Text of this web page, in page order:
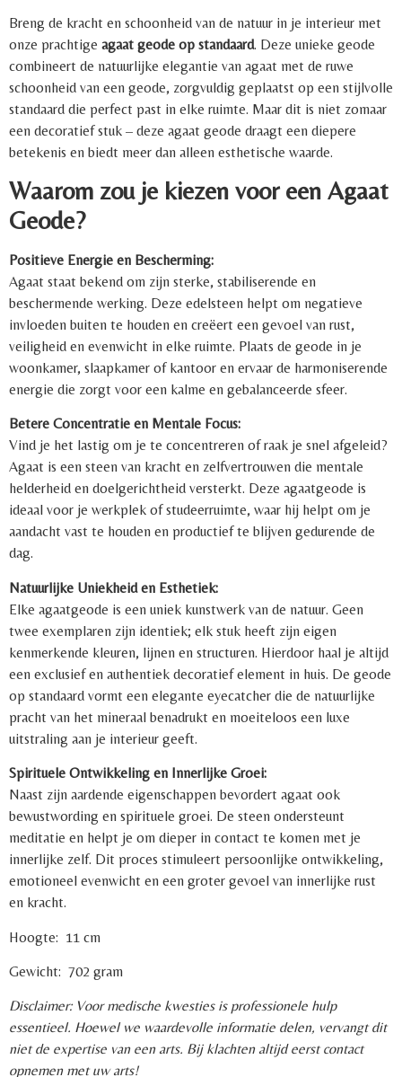
Breng de kracht en schoonheid van de natuur in je interieur met
onze prachtige agaat geode op standaard. Deze unieke geode
combineert de natuurlijke elegantie van agaat met de ruwe
schoonheid van een geode, zorgvuldig geplaatst op een stijlvolle
standaard die perfect past in elke ruimte. Maar dit is niet zomaar
een decoratief stuk – deze agaat geode draagt een diepere
betekenis en biedt meer dan alleen esthetische waarde.
Waarom zou je kiezen voor een Agaat
Geode?
Positieve Energie en Bescherming:
Agaat staat bekend om zijn sterke, stabiliserende en
beschermende werking. Deze edelsteen helpt om negatieve
invloeden buiten te houden en creëert een gevoel van rust,
veiligheid en evenwicht in elke ruimte. Plaats de geode in je
woonkamer, slaapkamer of kantoor en ervaar de harmoniserende
energie die zorgt voor een kalme en gebalanceerde sfeer.
Betere Concentratie en Mentale Focus:
Vind je het lastig om je te concentreren of raak je snel afgeleid?
Agaat is een steen van kracht en zelfvertrouwen die mentale
helderheid en doelgerichtheid versterkt. Deze agaatgeode is
ideaal voor je werkplek of studeerruimte, waar hij helpt om je
aandacht vast te houden en productief te blijven gedurende de
dag.
Natuurlijke Uniekheid en Esthetiek:
Elke agaatgeode is een uniek kunstwerk van de natuur. Geen
twee exemplaren zijn identiek; elk stuk heeft zijn eigen
kenmerkende kleuren, lijnen en structuren. Hierdoor haal je altijd
een exclusief en authentiek decoratief element in huis. De geode
op standaard vormt een elegante eyecatcher die de natuurlijke
pracht van het mineraal benadrukt en moeiteloos een luxe
uitstraling aan je interieur geeft.
Spirituele Ontwikkeling en Innerlijke Groei:
Naast zijn aardende eigenschappen bevordert agaat ook
bewustwording en spirituele groei. De steen ondersteunt
meditatie en helpt je om dieper in contact te komen met je
innerlijke zelf. Dit proces stimuleert persoonlijke ontwikkeling,
emotioneel evenwicht en een groter gevoel van innerlijke rust
en kracht.
Hoogte: 11 cm
Gewicht: 702 gram
Disclaimer: Voor medische kwesties is professionele hulp
essentieel. Hoewel we waardevolle informatie delen, vervangt dit
niet de expertise van een arts. Bij klachten altijd eerst contact
opnemen met uw arts!